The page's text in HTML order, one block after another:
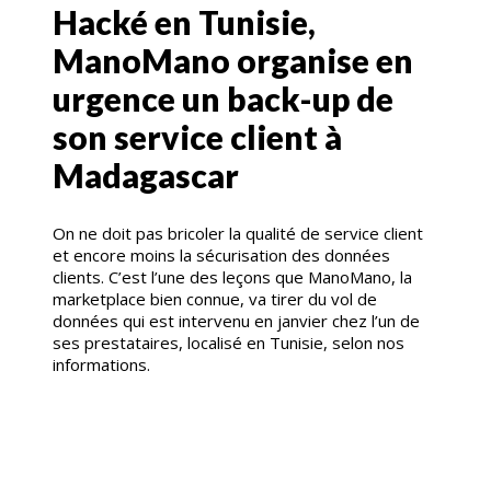
Hacké en Tunisie,
ManoMano organise en
urgence un back-up de
son service client à
Madagascar
On ne doit pas bricoler la qualité de service client
et encore moins la sécurisation des données
clients. C’est l’une des leçons que ManoMano, la
marketplace bien connue, va tirer du vol de
données qui est intervenu en janvier chez l’un de
ses prestataires, localisé en Tunisie, selon nos
informations.